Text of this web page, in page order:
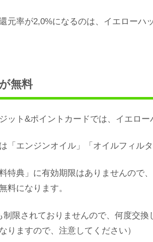
元率が2,0%になるのは、イエローハ
無料
ット&ポイントカードでは、イエロー
「エンジンオイル」「オイルフィル
特典」に有効期限はありませんので
料になります。
制限されておりませんので、何度交
りますので、注意してください）